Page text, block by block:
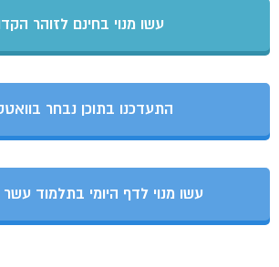
עשו מנוי בחינם לזוהר
התעדכנו בתוכן נבחר
עשו מנוי לדף היומי בתלמוד עשר